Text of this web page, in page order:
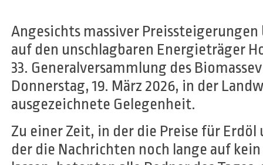
Angesichts massiver
auf den unschlagbaren Energieträger
33. Generalversammlung des
Donnerstag, 19. März 2026, in der
ausgezeichnete Gelegenheit.
Zu einer Zeit, in der die Preise für
der die Nachrichten noch lange auf